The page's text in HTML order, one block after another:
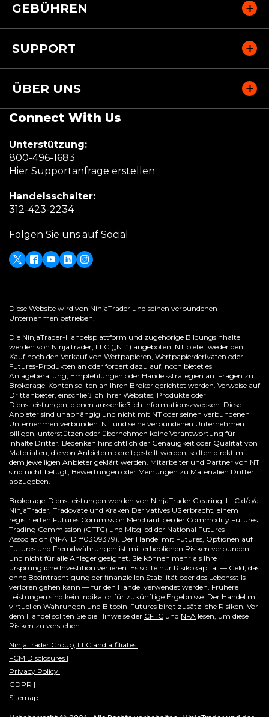
GEBÜHREN
SUPPORT
ÜBER UNS
Connect With Us
Unterstützung:
800-496-1683
in
new
Hier Supportanfrage erstellen
Handelsschalter:
312-423-2234(Opens
a
new
window)
Folgen Sie uns auf Social
Twitter
(Opens
new
window)
Facebook
Youtube
LinkedIn
Instagram
Diese Website wird von NinjaTrader und seinen verbundenen
Unternehmen betrieben.​
Die NinjaTrader-Handelsplattform und zugehörige Bildungsinhalte
werden von NinjaTrader, LLC („NT“) angeboten. NT bietet weder den
Kauf noch den Verkauf von Wertpapieren, Wertpapierderivaten oder
Futures-Produkten an oder fordert dazu auf, noch bietet es
Anlageberatung, Empfehlungen oder Handelsstrategien an. Fragen zu
Brokerage-Konten sollten an Ihren Broker gerichtet werden. Verweise auf
Drittanbieter, einschließlich ihrer Websites, Produkte oder
Dienstleistungen, dienen ausschließlich Informationszwecken. Diese
Anbieter sind unabhängig und nicht mit NT oder seinen verbundenen
Unternehmen verbunden. NT und seine verbundenen Unternehmen
billigen, unterstützen oder übernehmen keine Verantwortung für
Inhalte Dritter. Bedenken hinsichtlich der Genauigkeit oder Qualität von
Materialien, die von Anbietern bereitgestellt werden, sollten direkt mit
dem jeweiligen Anbieter geklärt werden. Mitarbeiter und Partner von NT
sind nicht befugt, Bewertungen oder Meinungen zu Materialien Dritter
abzugeben.
Brokerage-Dienstleistungen werden von NinjaTrader Clearing, LLC d/b/a
NinjaTrader, Tradovate und Kraken Derivatives US erbracht, einem
registrierten Futures Commission Merchant bei der Commodity Futures
Trading Commission (CFTC) und Mitglied der National Futures
Association (NFA ID #0309379). Der Handel mit Futures, Optionen auf
Futures und Fremdwährungen ist mit erheblichen Risiken verbunden
und nicht für alle Anleger geeignet. Sie können mehr als Ihre
ursprüngliche Investition verlieren. Es sollte nur Risikokapital — Geld, das
ohne Beeinträchtigung der finanziellen Stabilität oder des Lebensstils
verloren gehen kann — für den Handel verwendet werden. Frühere
Leistungen sind kein Indikator für zukünftige Ergebnisse. Der Handel mit
virtuellen Währungen und Bitcoin-Futures birgt zusätzliche Risiken. Vor
dem Handel sollten Sie die Hinweise der CFTC und NFA (Opens
lesen, um diese
Risiken zu verstehen.
NinjaTrader Group, LLC and affiliates |
FCM Disclosures |
Privacy Policy |
GDPR |
Sitemap